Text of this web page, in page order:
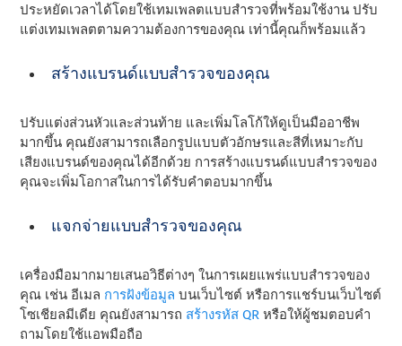
ประหยัดเวลาได้โดยใช้เทมเพลตแบบสํารวจที่พร้อมใช้งาน ปรับ
แต่งเทมเพลตตามความต้องการของคุณ เท่านี้คุณก็พร้อมแล้ว
สร้างแบรนด์แบบสํารวจของคุณ
ปรับแต่งส่วนหัวและส่วนท้าย และเพิ่มโลโก้ให้ดูเป็นมืออาชีพ
มากขึ้น คุณยังสามารถเลือกรูปแบบตัวอักษรและสีที่เหมาะกับ
เสียงแบรนด์ของคุณได้อีกด้วย การสร้างแบรนด์แบบสํารวจของ
คุณจะเพิ่มโอกาสในการได้รับคําตอบมากขึ้น
แจกจ่ายแบบสํารวจของคุณ
เครื่องมือมากมายเสนอวิธีต่างๆ ในการเผยแพร่แบบสํารวจของ
คุณ เช่น อีเมล การฝังข้อมูล บนเว็บไซต์ หรือการแชร์บนเว็บไซต์
โซเชียลมีเดีย คุณยังสามารถ สร้างรหัส QR หรือให้ผู้ชมตอบคํา
ถามโดยใช้แอพมือถือ